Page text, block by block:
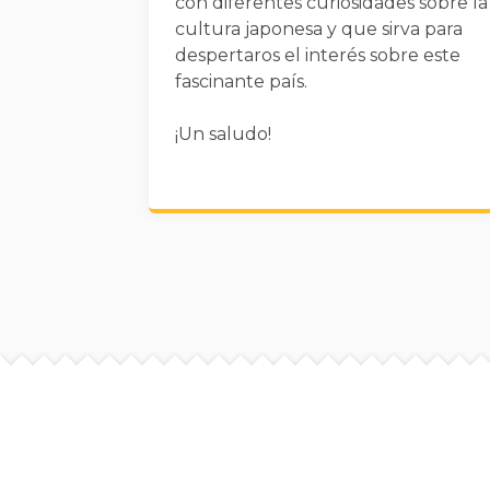
cultura japonesa y que sirva para
despertaros el interés sobre este
fascinante país.
¡Un saludo!